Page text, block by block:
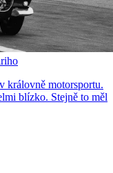
královně motorsportu.
blízko. Stejně to měl